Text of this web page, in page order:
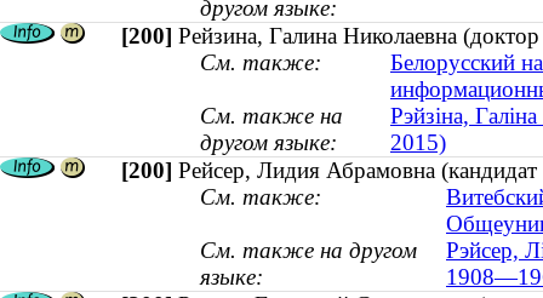
другом языке:
[200] Рейзина, Галина Николаевна
См. также:
Белорусский
См. также на
другом языке:
Рэйзіна,
2015)
[200] Рейсер, Лидия Абрамовна
См. также:
См. также на другом
языке:
Рэйсер,